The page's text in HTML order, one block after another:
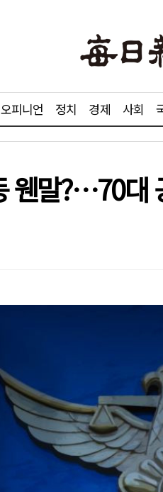
오피니언 정치 경제 사회
웬말?…70대